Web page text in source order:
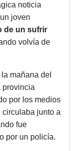
noticia
joven
de un sufrir
volvía de
mañana del
provincia
por los medios
circulaba junto a
fue
por un policía.